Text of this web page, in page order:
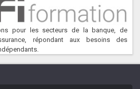
pour les secteurs de la banque, de
répondant aux besoins des